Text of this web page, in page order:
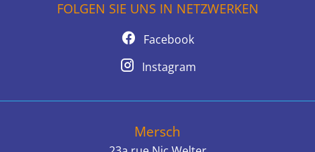
FOLGEN SIE UNS IN NETZWERKEN
Facebook
Instagram
Mersch